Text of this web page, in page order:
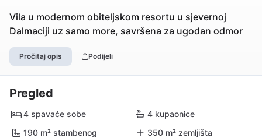
Vila u modernom obiteljskom resortu u sjevernoj
Dalmaciji uz samo more, savršena za ugodan odmor
Pročitaj opis Podijeli
Pregled
4 spavaće sobe
4 kupaonice
190 m² stambenog
350 m² zemljišta